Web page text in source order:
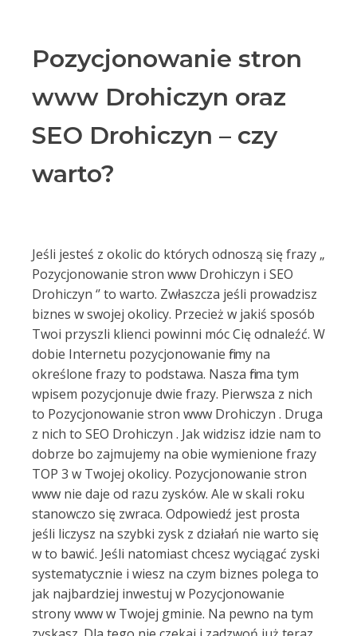
Pozycjonowanie stron
www Drohiczyn oraz
SEO Drohiczyn – czy
warto?
Jeśli jesteś z okolic do których odnoszą się frazy „
Pozycjonowanie stron www Drohiczyn i SEO
Drohiczyn ‘’ to warto. Zwłaszcza jeśli prowadzisz
biznes w swojej okolicy. Przecież w jakiś sposób
Twoi przyszli klienci powinni móc Cię odnaleźć. W
dobie Internetu pozycjonowanie firmy na
określone frazy to podstawa. Nasza firma tym
wpisem pozycjonuje dwie frazy. Pierwsza z nich
to Pozycjonowanie stron www Drohiczyn . Druga
z nich to SEO Drohiczyn . Jak widzisz idzie nam to
dobrze bo zajmujemy na obie wymienione frazy
TOP 3 w Twojej okolicy. Pozycjonowanie stron
www nie daje od razu zysków. Ale w skali roku
stanowczo się zwraca. Odpowiedź jest prosta
jeśli liczysz na szybki zysk z działań nie warto się
w to bawić. Jeśli natomiast chcesz wyciągać zyski
systematycznie i wiesz na czym biznes polega to
jak najbardziej inwestuj w Pozycjonowanie
strony www w Twojej gminie. Na pewno na tym